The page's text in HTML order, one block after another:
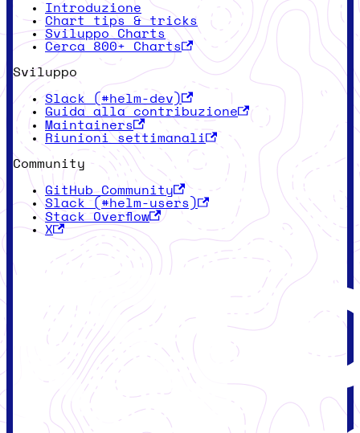
Introduzione
Chart tips & tricks
Sviluppo Charts
Cerca 800+ Charts
Sviluppo
Slack (#helm-dev)
Guida alla contribuzione
Maintainers
Riunioni settimanali
Community
GitHub Community
Slack (#helm-users)
Stack Overflow
X